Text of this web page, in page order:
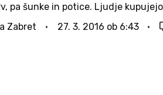
pa šunke in potice. Ljudje
Sprašujem se, ali bodo prihodnje
sveže nabrani cvetovi...
Zabret 27. 3. 2016 ob 6:43